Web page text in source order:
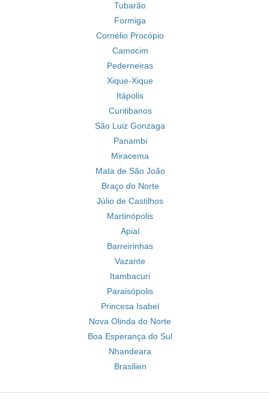
Tubarão
Formiga
Cornélio Procópio
Camocim
Pederneiras
Xique-Xique
Itápolis
Curitibanos
São Luiz Gonzaga
Panambi
Miracema
Mata de São João
Braço do Norte
Júlio de Castilhos
Martinópolis
Apiaí
Barreirinhas
Vazante
Itambacuri
Paraisópolis
Princesa Isabel
Nova Olinda do Norte
Boa Esperança do Sul
Nhandeara
Brasilien